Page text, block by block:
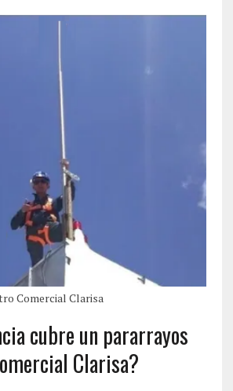
Comercial Clarisa
cubre un pararrayos
Clarisa?